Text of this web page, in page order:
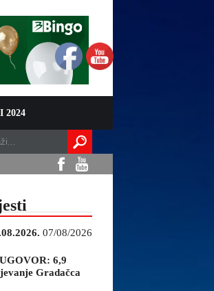
2024
07/08/2026
6,9
Gradačca